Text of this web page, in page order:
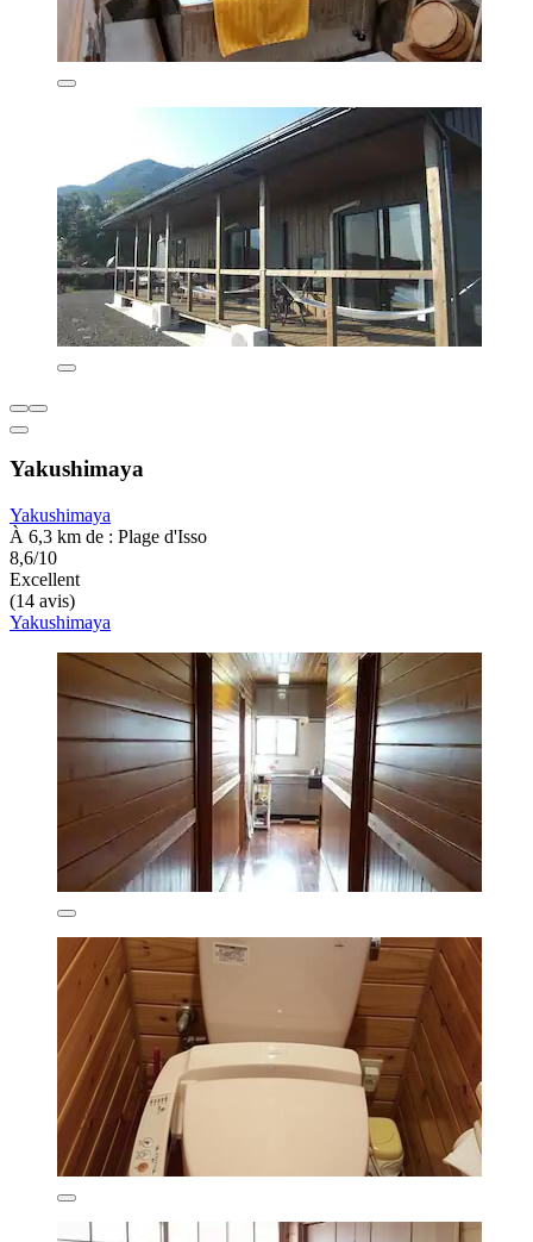
Yakushimaya
Yakushimaya
À 6,3 km de : Plage d'Isso
8,6/10
Excellent
(14 avis)
Yakushimaya